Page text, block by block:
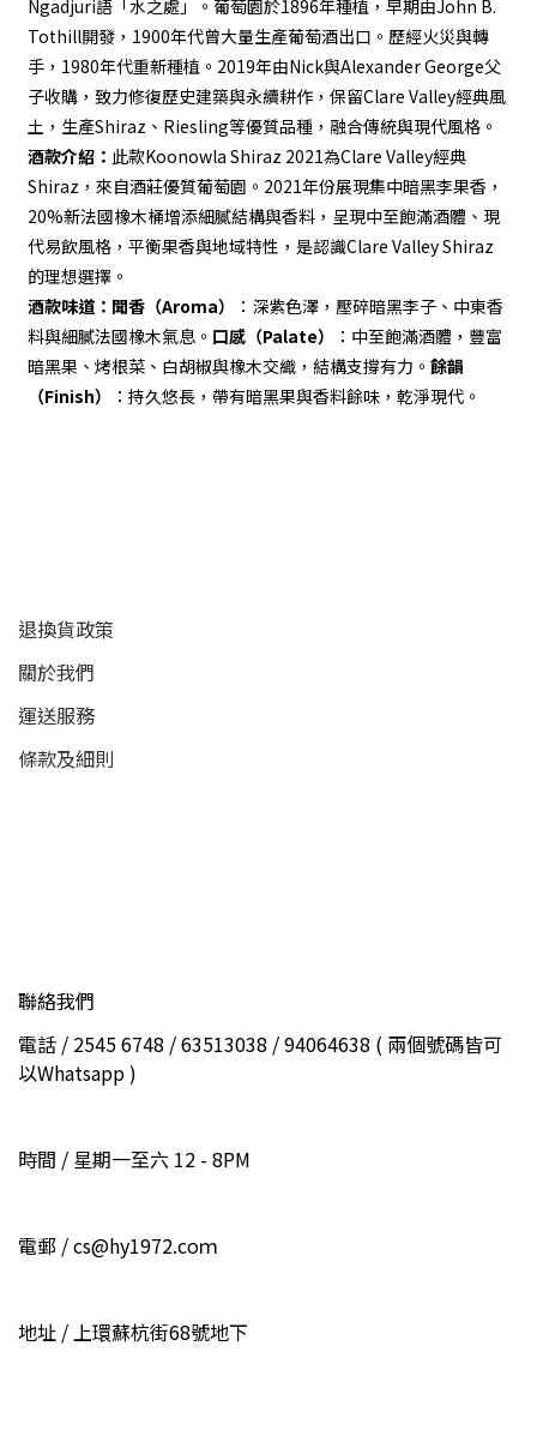
Ngadjuri語「水之處」。葡萄園於1896年種植，早期由John B.
Tothill開發，1900年代曾大量生產葡萄酒出口。歷經火災與轉
手，1980年代重新種植。2019年由Nick與Alexander George父
子收購，致力修復歷史建築與永續耕作，保留Clare Valley經典風
土，生產Shiraz、Riesling等優質品種，融合傳統與現代風格。
酒款介紹： 此款Koonowla Shiraz 2021為Clare Valley經典
Shiraz，來自酒莊優質葡萄園。2021年份展現集中暗黑李果香，
20%新法國橡木桶增添細膩結構與香料，呈現中至飽滿酒體、現
代易飲風格，平衡果香與地域特性，是認識Clare Valley Shiraz
的理想選擇。
酒款味道： 聞香（Aroma）
：深紫色澤，壓碎暗黑李子、中東香
料與細膩法國橡木氣息。 口感（Palate）
：中至飽滿酒體，豐富
暗黑果、烤根菜、白胡椒與橡木交織，結構支撐有力。 餘韻
（Finish）
：持久悠長，帶有暗黑果與香料餘味，乾淨現代。
退換貨政策
關於我們
運送服務
條款及細則
聯絡我們
電話 / 2545 6748 / 63513038 / 94064638 ( 兩個號碼皆可
以Whatsapp )
時間 / 星期一至六 12 - 8PM
電郵 / cs@hy1972.coｍ
地址 / 上環蘇杭街68號地下